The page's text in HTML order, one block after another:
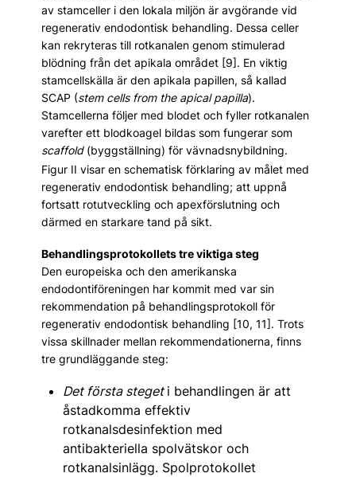
av stamceller i den lokala miljön är avgörande vid
regenerativ endodontisk behandling. Dessa celler
kan rekryteras till rotkanalen genom stimulerad
blödning från det apikala området [9]. En viktig
stamcellskälla är den apikala papillen, så kallad
SCAP (stem cells from the apical papilla).
Stamcellerna följer med blodet och fyller rotkanalen
varefter ett blodkoagel bildas som fungerar som
scaffold(byggställning) för vävnadsnybildning.
Figur II visar en schematisk förklaring av målet med
regenerativ endodontisk behandling; att uppnå
fortsatt rotutveckling och apexförslutning och
därmed en starkare tand på sikt.
Behandlingsprotokollets tre viktiga steg
Den europeiska och den amerikanska
endodontiföreningen har kommit med var sin
rekommendation på behandlingsprotokoll för
regenerativ endodontisk behandling [10, 11]. Trots
vissa skillnader mellan rekommendationerna, finns
tre grundläggande steg:
Det första steget i behandlingen är att
åstadkomma effektiv
rotkanalsdesinfektion med
antibakteriella spolvätskor och
rotkanalsinlägg. Spolprotokollet